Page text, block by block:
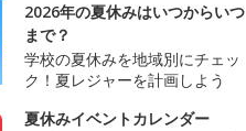
2026年の夏休みはいつからいつ
まで？
学校の夏休みを地域別にチェッ
ク！夏レジャーを計画しよう
夏休みイベントカレンダー